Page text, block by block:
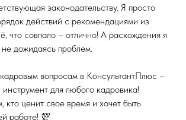
законодательству. Я просто
действий с рекомендациями из
что совпало – отлично! А расхождения я
не дожидаясь проблем.
вопросам в КонсультантПлюс –
для любого кадровика!
кто ценит свое время и хочет быть
работе! 💯